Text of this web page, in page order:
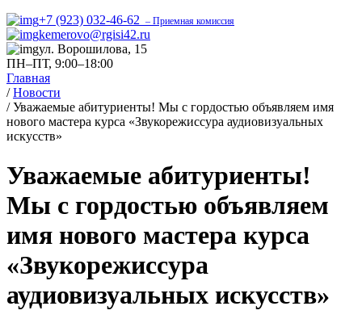
+7 (923) 032-46-62 – Приемная комиссия
kemerovo@rgisi42.ru
ул. Ворошилова, 15
ПН–ПТ, 9:00–18:00
Главная
/ Новости
/ Уважаемые абитуриенты! Мы с гордостью объявляем имя
нового мастера курса «Звукорежиссура аудиовизуальных
искусств»
Уважаемые абитуриенты!
Мы с гордостью объявляем
имя нового мастера курса
«Звукорежиссура
аудиовизуальных искусств»